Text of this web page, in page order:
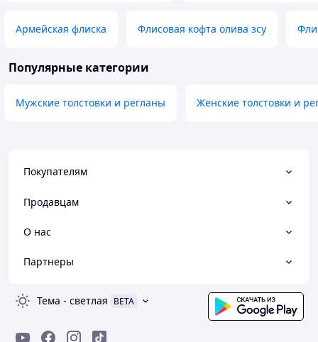
Армейская флиска Флисовая кофта олива зсу
Популярные категории
Мужские толстовки и регланы Женские толстовки и
Покупателям
Продавцам
О нас
Партнеры
Тема - светлая BETA